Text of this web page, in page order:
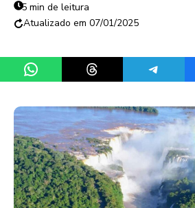
5 min de leitura
07/01/2025
Share on WhatsAppShare on ThreadsShare